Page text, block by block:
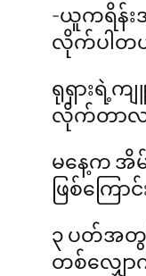
-ယူကရိန်း
လိုက်ပါတ
ရုရှားရဲ့က
လိုက်တာလ
မနေ့က အိ
ဖြစ်ကြော
၃ ပတ်အတွ
တစ်လျှော